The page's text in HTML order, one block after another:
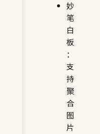
妙
笔
白
板
：
支
持
聚
合
图
片